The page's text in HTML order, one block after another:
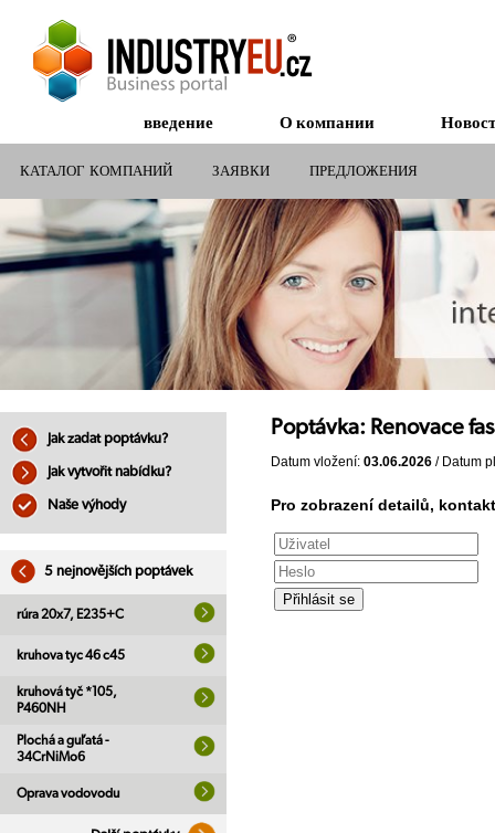
введение О компании
КАТАЛОГ КОМПАНИЙ ЗАЯВКИ ПРЕДЛОЖЕНИЯ
СУБСИДИИ ДЛЯ КОМПАНИЙ
Jak zadat poptávku?
Jak vytvořit nabídku?
Naše výhody
5 nejnovějších poptávek
rúra 20x7, E235+C
kruhova tyc 46 c45
kruhová tyč *105,
P460NH
Plochá a guľatá -
34CrNiMo6
Oprava vodovodu
Poptávka: Renovace
Datum vložení: 03.06.2026 / Datum
Pro zobrazení detailů,